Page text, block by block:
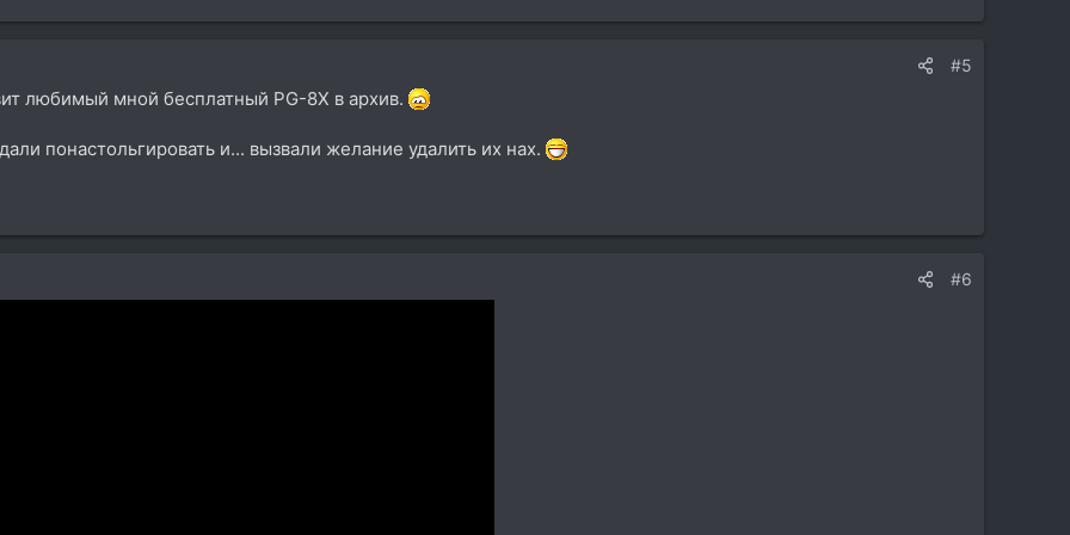
#5
любимый мной бесплатный PG-8X в архив.
понастольгировать и... вызвали желание удалить их нах.
#6